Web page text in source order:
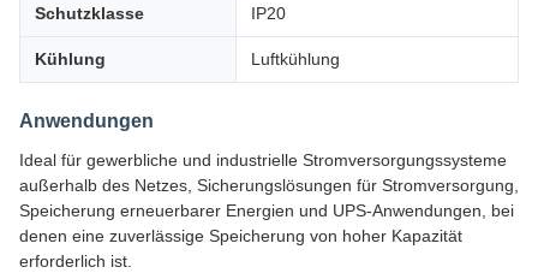
Schutzklasse IP20
Kühlung Luftkühlung
Anwendungen
Ideal für gewerbliche und industrielle Stromversorgungssysteme
außerhalb des Netzes, Sicherungslösungen für Stromversorgung,
Speicherung erneuerbarer Energien und UPS-Anwendungen, bei
denen eine zuverlässige Speicherung von hoher Kapazität
erforderlich ist.